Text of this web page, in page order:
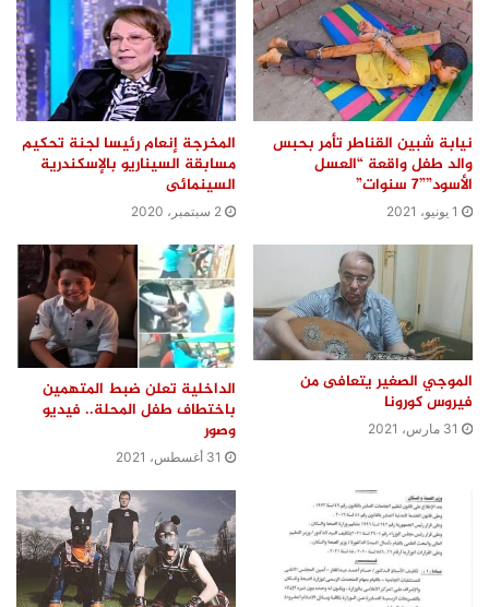
نيابة شبين القناطر تأمر بحبس
والد طفل واقعة “العسل
الأسود””7 سنوات”
1 يونيو، 2021
المخرجة إنعام رئيسا لجنة تحكيم
مسابقة السيناريو بالإسكندرية
السينمائى
2 سبتمبر، 2020
الموجي الصغير يتعافى من
فيروس كورونا
31 مارس، 2021
الداخلية تعلن ضبط المتهمين
باختطاف طفل المحلة.. فيديو
وصور
31 أغسطس، 2021